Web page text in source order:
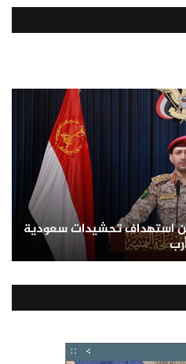
استهداف تحشيدات سعودية